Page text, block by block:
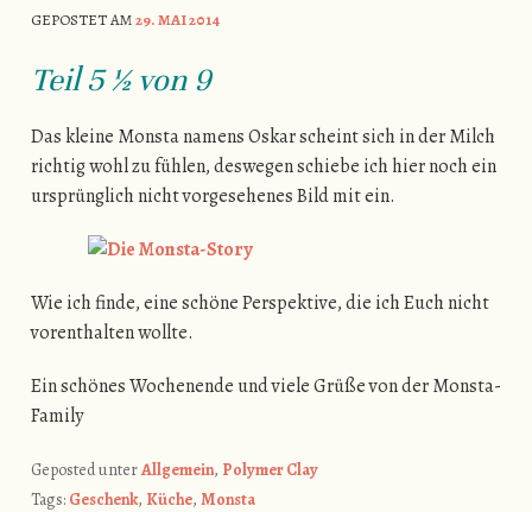
GEPOSTET AM29. MAI 2014
Teil 5½ von 9
Das kleine Monsta namens Oskar scheint sich in der Milch
richtig wohl zu fühlen, deswegen schiebe ich hier noch ein
ursprünglich nicht vorgesehenes Bild mit ein.
Wie ich finde, eine schöne Perspektive, die ich Euch nicht
vorenthalten wollte.
Ein schönes Wochenende und viele Grüße von der Monsta-
Family
Geposted unterAllgemein, Polymer Clay
Tags: Geschenk, Küche, Monsta